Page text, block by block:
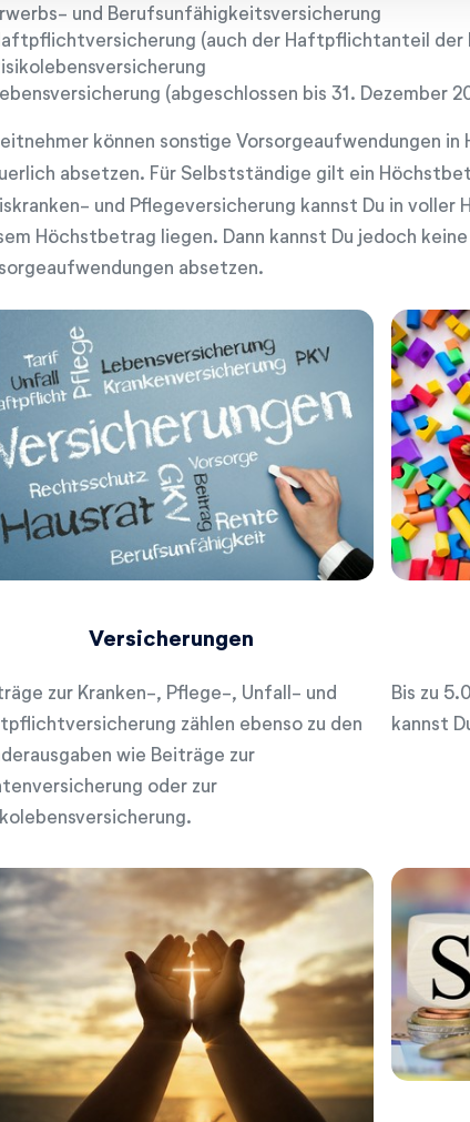
und Berufsunfähigkeitsversicherung
(auch der Haftpflichtanteil der
(abgeschlossen bis 31. Dezember
können sonstige Vorsorgeaufwendungen in
absetzen. Für Selbstständige gilt ein
und Pflegeversicherung kannst Du in voller
Höchstbetrag liegen. Dann kannst Du jedoch
absetzen.
Versicherungen
zur Kranken-, Pflege-, Unfall- und
zählen ebenso zu den
wie Beiträge zur
oder zur
Bis zu
kannst